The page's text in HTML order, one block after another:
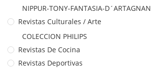
NIPPUR-TONY-FANTASIA-D´ARTAGNAN
Revistas Culturales / Arte
COLECCION PHILIPS
Revistas De Cocina
Revistas Deportivas